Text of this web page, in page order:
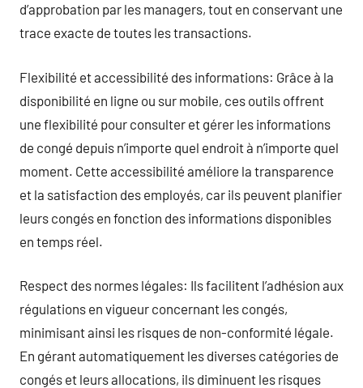
d’approbation par les managers, tout en conservant une
trace exacte de toutes les transactions.
Flexibilité et accessibilité des informations: Grâce à la
disponibilité en ligne ou sur mobile, ces outils offrent
une flexibilité pour consulter et gérer les informations
de congé depuis n’importe quel endroit à n’importe quel
moment. Cette accessibilité améliore la transparence
et la satisfaction des employés, car ils peuvent planifier
leurs congés en fonction des informations disponibles
en temps réel.
Respect des normes légales: Ils facilitent l’adhésion aux
régulations en vigueur concernant les congés,
minimisant ainsi les risques de non-conformité légale.
En gérant automatiquement les diverses catégories de
congés et leurs allocations, ils diminuent les risques